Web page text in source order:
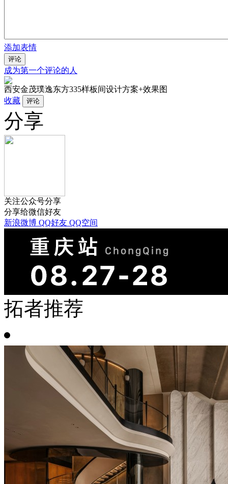
添加表情
评论
成为第一个评论的人
西安金茂璞逸东方335样板间设计方案+效果图
收藏
分享
关注公众号分享
分享给微信好友
新浪微博 QQ好友 QQ空间
拓者推荐